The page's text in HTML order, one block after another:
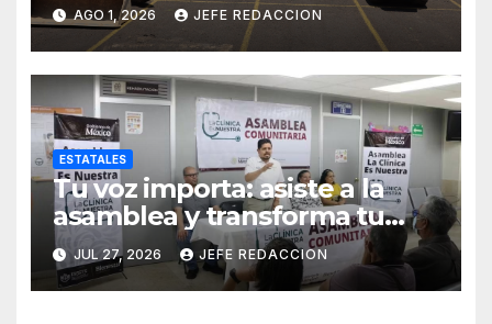
Interinstitucionales
AGO 1, 2026 JEFE REDACCION
ESTATALES
Tu voz importa: asiste a la
asamblea y transforma tu
clínica del IMSS-Bienestar
JUL 27, 2026 JEFE REDACCION